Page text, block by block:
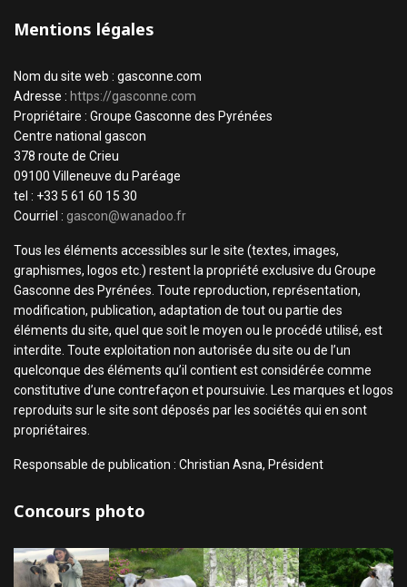
Mentions légales
Nom du site web : gasconne.com
Adresse : https://gasconne.com
Propriétaire : Groupe Gasconne des Pyrénées
Centre national gascon
378 route de Crieu
09100 Villeneuve du Paréage
tel : +33 5 61 60 15 30
Courriel : gascon@wanadoo.fr
Tous les éléments accessibles sur le site (textes, images,
graphismes, logos etc.) restent la propriété exclusive du Groupe
Gasconne des Pyrénées. Toute reproduction, représentation,
modification, publication, adaptation de tout ou partie des
éléments du site, quel que soit le moyen ou le procédé utilisé, est
interdite. Toute exploitation non autorisée du site ou de l’un
quelconque des éléments qu’il contient est considérée comme
constitutive d’une contrefaçon et poursuivie. Les marques et logos
reproduits sur le site sont déposés par les sociétés qui en sont
propriétaires.
Responsable de publication : Christian Asna, Président
Concours photo